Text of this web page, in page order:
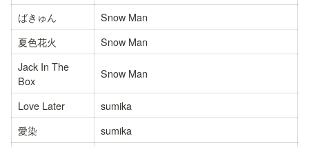
ばきゅん
Snow Man
夏色花火
Snow Man
Jack In The
Box
Snow Man
Love Later
sumika
愛染
sumika